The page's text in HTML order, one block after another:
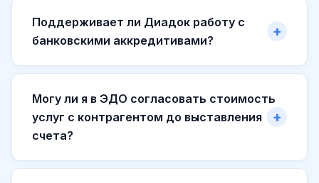
Поддерживает ли Диадок работу с
банковскими аккредитивами?
Могу ли я в ЭДО согласовать стоимость
услуг с контрагентом до выставления
счета?